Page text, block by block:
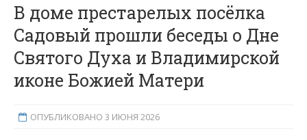
В доме престарелых посёлка
Садовый прошли беседы о Дне
Святого Духа и Владимирской
иконе Божией Матери
ОПУБЛИКОВАНО 3 ИЮНЯ 2026